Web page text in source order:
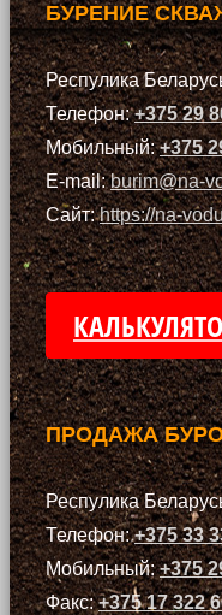
БУРЕНИЕ
Респулика
Телефон:+375 29
Мобильный:+375
E-mail:burim@na-
Сайт:https://na-
ПРОДАЖА
Респулика
Телефон:+375 33
Мобильный:+375
Факс:+375 17 322